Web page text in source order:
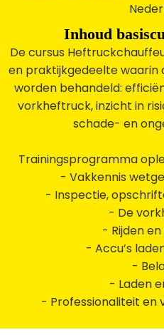
Inhoud
De cursus
en praktijkgedeelte waarin
worden behandeld:
vorkheftruck, inzicht in
schade- en
Trainingsprogramma
- Vakkennis
- Inspectie,
- De
- Rijden
- Accu’s
-
- Laden
- Professionaliteit en